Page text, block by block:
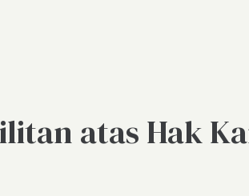
atas Hak